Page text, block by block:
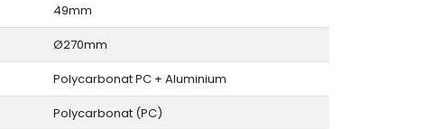
49mm
Ø270mm
Polycarbonat PC + Aluminium
Polycarbonat (PC)